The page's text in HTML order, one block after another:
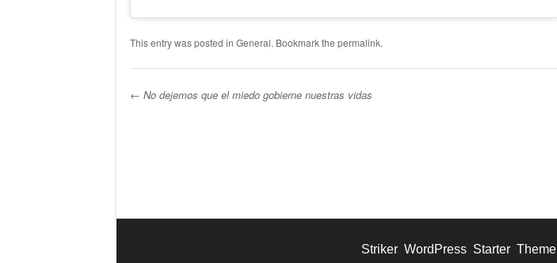
This entry was posted in General. Bookmark the permalink.
← No dejemos que el miedo gobierne nuestras vidas
Striker WordPress Starter Theme